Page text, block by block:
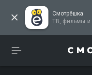
Смотрёшка